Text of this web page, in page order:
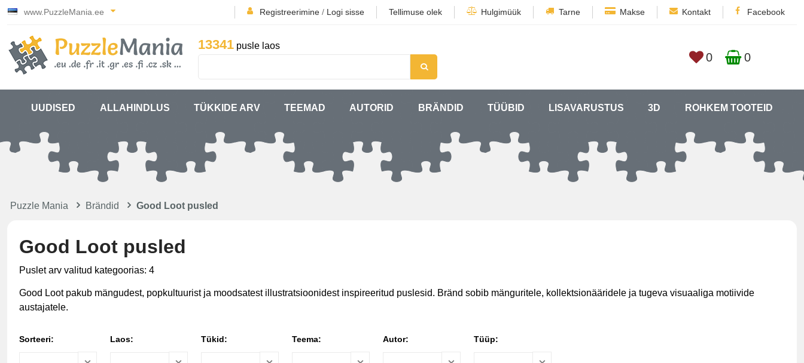
www.PuzzleMania.ee Registreerimine / Logi sisse Tellimuse olek Hulgimüük Tarne Makse Kontakt Facebook
13341 pusle laos
0 0
UUDISED ALLAHINDLUS TÜKKIDE ARV TEEMAD AUTORID BRÄNDID TÜÜBID LISAVARUSTUS 3D ROHKEM TOOTEID
Puzzle Mania Brändid Good Loot pusled
Good Loot pusled
Puslet arv valitud kategoorias: 4
Good Loot pakub mängudest, popkultuurist ja moodsatest illustratsioonidest inspireeritud puslesid. Bränd sobib mänguritele, kollektsionääridele ja tugeva visuaaliga motiivide
austajatele.
Sorteeri: Laos: Tükid: Teema: Autor: Tüüp: